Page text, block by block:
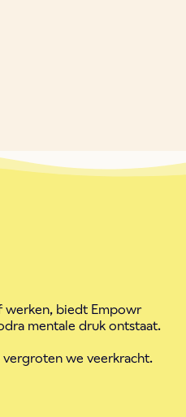
werken, biedt Empowr
mentale druk ontstaat.
we veerkracht.